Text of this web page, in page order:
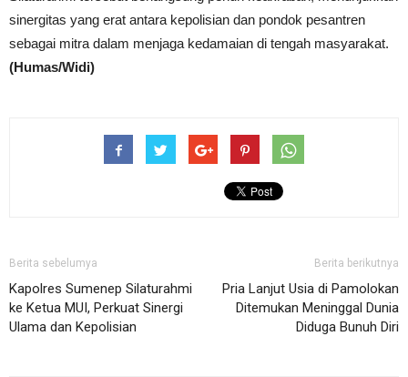
sinergitas yang erat antara kepolisian dan pondok pesantren
sebagai mitra dalam menjaga kedamaian di tengah masyarakat.
(Humas/Widi)
Berita sebelumya
Kapolres Sumenep Silaturahmi
ke Ketua MUI, Perkuat Sinergi
Ulama dan Kepolisian
Berita berikutnya
Pria Lanjut Usia di Pamolokan
Ditemukan Meninggal Dunia
Diduga Bunuh Diri